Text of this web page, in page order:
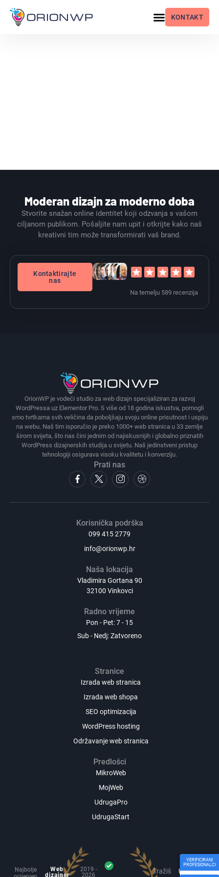
KONTAKT
Moderan dizajn za moderno doba
Stvorite snažan online identitet koji odzvanja s vašom
ciljanom publikom. Pošaljite nam upit i otkrijte kako naš
kreativni tim može transformirati vaš brand.
Kontaktirajte
nas
Na temelju 589 recenzija
OrionWP je vodeći studio za web dizajn specijaliziran za razvoj
WordPressa uz Elementor Pro. S više od 18 godina iskustva, pomogli
smo tvrtkama svih veličina da poboljšaju svoju online prisutnost i uspiju
na webu. Naš tim isporučio je preko 1000+ web stranica u 33 zemlje
širom svijeta, što nas čini jednim od najiskusnijih i globalno priznatih
WordPress dizajnerskih studija u svijetu. Naš jedinstveni pristup
tehnologiji osigurava visoku kvalitetu i konverziju.
Prati nas
Korisnička podrška
099 415 2779
info@orionwp.hr
Naša lokacija
Vladimira Gortana 90
32100 Vinkovci
Radno vrijeme
Pon - Pet: 7 - 15
Sub - Nedj: Zatvoreno
Stranice
Izrada web stranica
Izrada web shopa
SEO optimizacija
WordPress hosting
Održavanje web stranica
Predlošci
MikroWeb
MojWeb
UdrugaPro
UdrugaStart
Najbolje
Web
dizajner
2019 -
2026
Tražiš Uskoro će
VERIFICIRANI
PROFESIONALCI